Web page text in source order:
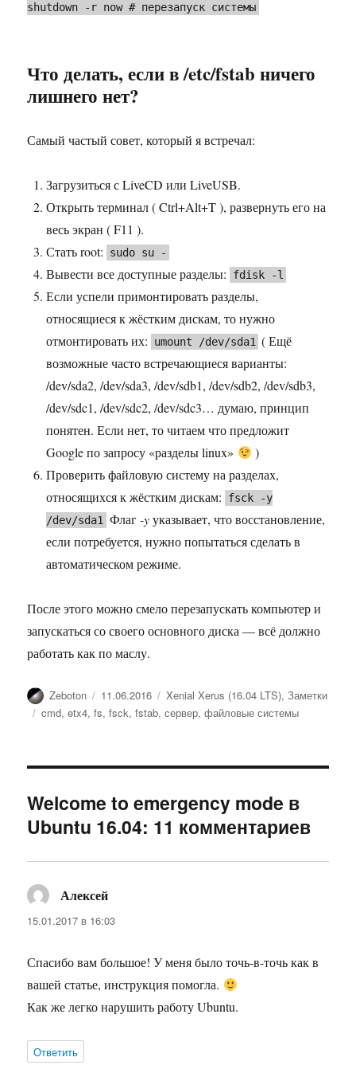
shutdown -r now # перезапуск системы
Что делать, если в /etc/fstab ничего
лишнего нет?
Самый частый совет, который я встречал:
Загрузиться с LiveCD или LiveUSB.
Открыть терминал ( Ctrl+Alt+T ), развернуть его на
весь экран ( F11 ).
Стать root:
sudo su -
Вывести все доступные разделы: fdisk -l
Если успели примонтировать разделы,
относящиеся к жёстким дискам, то нужно
отмонтировать их:
umount /dev/sda1 ( Ещё
возможные часто встречающиеся варианты:
/dev/sda2, /dev/sda3, /dev/sdb1, /dev/sdb2, /dev/sdb3,
/dev/sdc1, /dev/sdc2, /dev/sdc3… думаю, принцип
понятен. Если нет, то читаем что предложит
Google по запросу «разделы linux»
)
Проверить файловую систему на разделах,
относящихся к жёстким дискам:
fsck -y
/dev/sda1
Флаг-yуказывает, что восстановление,
если потребуется, нужно попытаться сделать в
автоматическом режиме.
После этого можно смело перезапускать компьютер и
запускаться со своего основного диска — всё должно
работать как по маслу.
Автор
Zeboton Опубликовано
11.06.2016 Рубрики
Xenial Xerus (16.04 LTS),Заметки
Метки
cmd,etx4,fs,fsck,fstab,сервер,файловые системы
Welcome to emergency mode в
Ubuntu 16.04: 11 комментариев
Алексей
15.01.2017 в 16:03
Спасибо вам большое! У меня было точь-в-точь как в
вашей статье, инструкция помогла.
Как же легко нарушить работу Ubuntu.
Ответить